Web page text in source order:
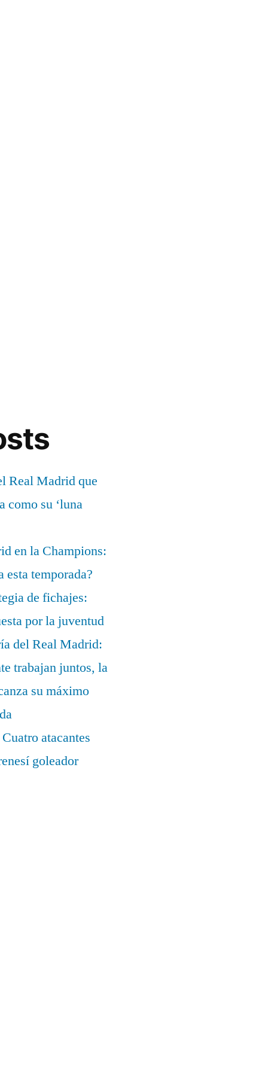
Real Madrid que
como su ‘luna
en la Champions:
esta temporada?
de fichajes:
por la juventud
del Real Madrid:
trabajan juntos, la
su máximo
atacantes
goleador